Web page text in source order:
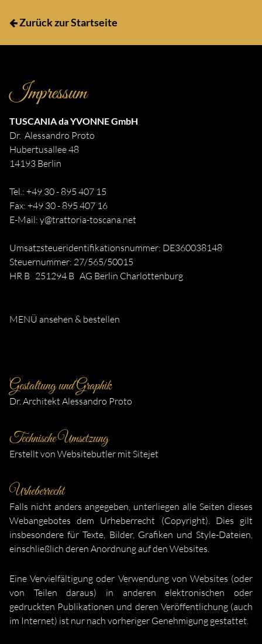
Zurück zur Startseite
Impressum
TUSCANIA da YVONNE GmbH
Dr. Alessandro Proto
Hubertusallee 48
14193 Berlin
Tel.: +49 30 - 895 407 15
Fax: +49 30 - 895 407 16
E-Mail: y@trattoria-toscana.net
Umsatzsteueridentifikationsnummer: DE360038148
Steuernummer: 27/565/50015
HR B 251294 B AG Berlin Charlottenburg
MENÜ ansehen & bestellen
Gestaltung und Graphik
Dr. Architekt Alessandro Proto
Technische Umsetzung
Erstellt von Websitebutler mit Sitejet
Urheberrecht
Falls nicht anders angegeben, unterliegen alle Seiten dieses
Webangebotes dem Urheberrecht (Copyright). Dies gilt
insbesondere für Texte, Bilder, Grafiken und Style-Dateien,
einschließlich deren Anordnung auf den Websites.
Eine Vervielfältigung oder Verwendung von Websites (oder
von Teilen daraus) in anderen elektronischen oder
gedruckten Publikationen und deren Veröffentlichung (auch
im Internet) ist nur nach vorheriger Genehmigung gestattet.